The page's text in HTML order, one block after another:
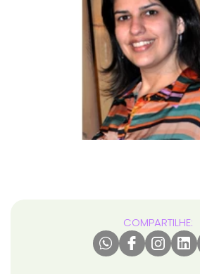
COMPARTILHE: